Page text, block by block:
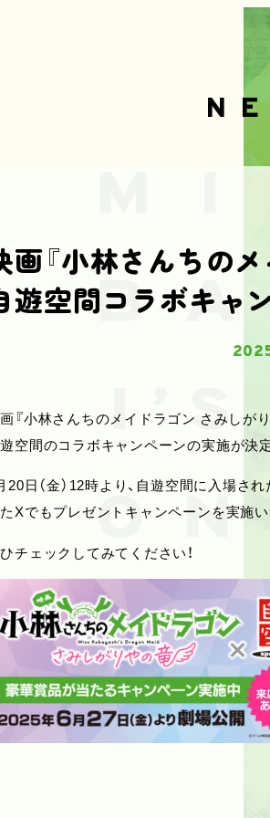
画『小林さんちの
遊空間コラボキャ
『小林さんちのメイドラゴン さみしが
空間のコラボキャンペーンの実施が決
20日（金）12時より、自遊空間に入場さ
Xでもプレゼントキャンペーンを実施い
チェックしてみてください！